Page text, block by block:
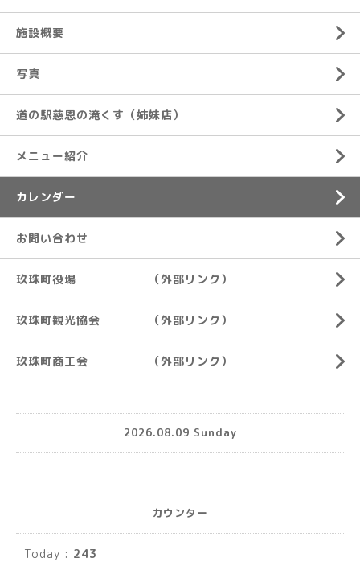
施設概要
写真
道の駅慈恩の滝くす（姉妹店）
メニュー紹介
カレンダー
お問い合わせ
玖珠町役場 （外部リンク）
玖珠町観光協会 （外部リンク）
玖珠町商工会 （外部リンク）
2026.08.09 Sunday
カウンター
Today : 243